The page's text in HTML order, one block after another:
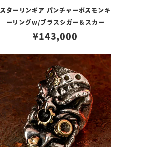
スターリンギア パンチャーボスモンキ
ーリングw/ブラスシガー＆スカー
¥143,000